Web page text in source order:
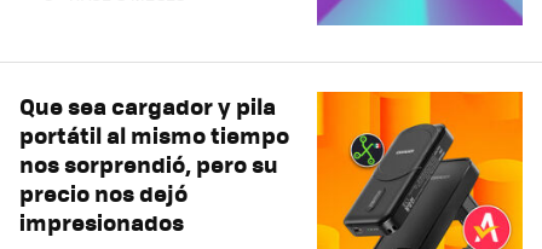
Que sea cargador y pila
portátil al mismo tiempo
nos sorprendió, pero su
precio nos dejó
impresionados